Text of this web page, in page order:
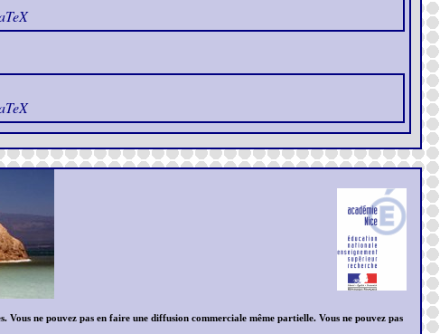
Vous ne pouvez pas en faire une diffusion commerciale même partielle. Vous ne pouvez pas